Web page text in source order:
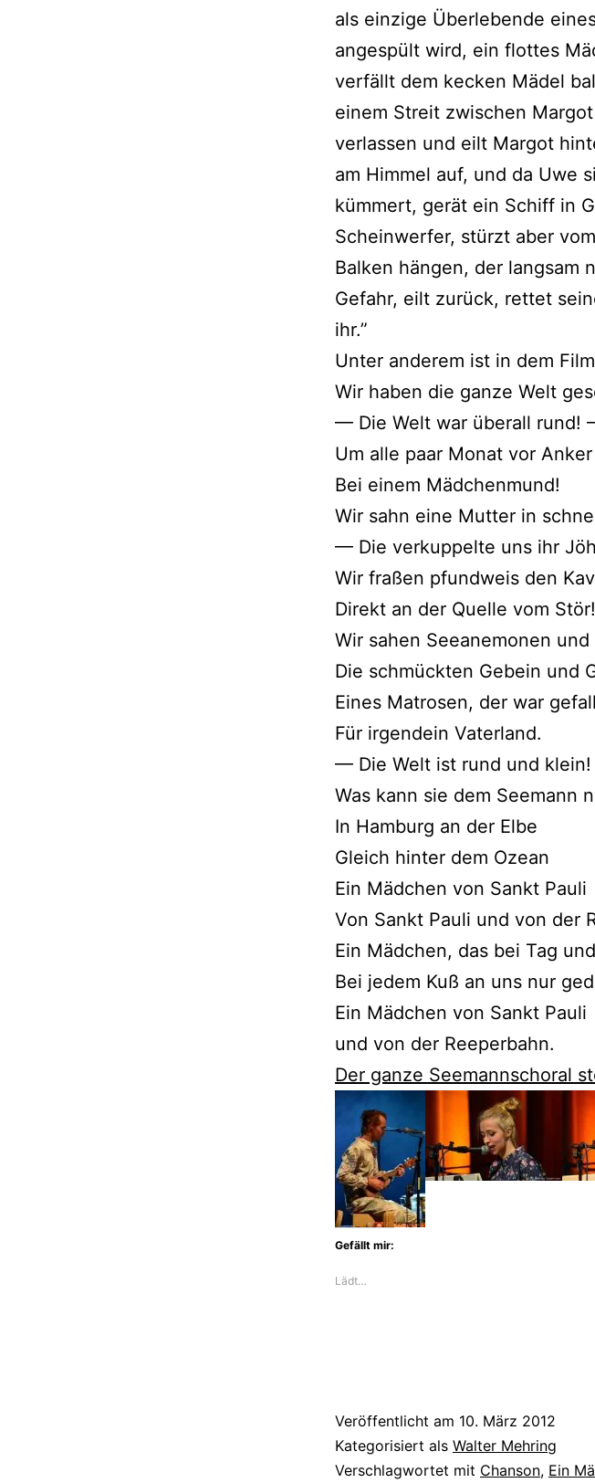
als einzige Überlebende
angespült wird, ein flottes
verfällt dem kecken Mädel
einem Streit zwischen
verlassen und eilt Margot
am Himmel auf, und da Uwe
kümmert, gerät ein Schiff in
Scheinwerfer, stürzt aber
Balken hängen, der langsam
Gefahr, eilt zurück, rettet
ihr.”
Unter anderem ist in dem
Wir haben die ganze Welt
— Die Welt war überall rund! –
Um alle paar Monat vor
Bei einem Mädchenmund!
Wir sahn eine Mutter in
— Die verkuppelte uns ihr
Wir fraßen pfundweis den
Direkt an der Quelle vom Stör!
Wir sahen Seeanemonen und
Die schmückten Gebein und
Eines Matrosen, der war
Für irgendein Vaterland.
— Die Welt ist rund und klein!
Was kann sie dem Seemann
In Hamburg an der Elbe
Gleich hinter dem Ozean
Ein Mädchen von Sankt Pauli
Von Sankt Pauli und von der
Ein Mädchen, das bei Tag
Bei jedem Kuß an uns nur
Ein Mädchen von Sankt Pauli
und von der Reeperbahn.
Der ganze Seemannschoral
Gefällt mir:
Lädt…
Veröffentlicht am 10. März 2012
Kategorisiert als Walter Mehring
Verschlagwortet mit Chanson, Ein